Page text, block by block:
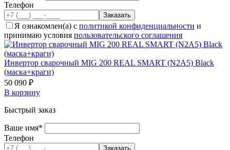
Телефон
Я ознакомлен(а) с политикой конфиденциальности и
принимаю условия пользовательского соглашения
Инвертор сварочный MIG 200 REAL SMART (N2A5) Black
(маска+краги)
50 090 ₽
В корзину
Быстрый заказ
Ваше имя*
Телефон